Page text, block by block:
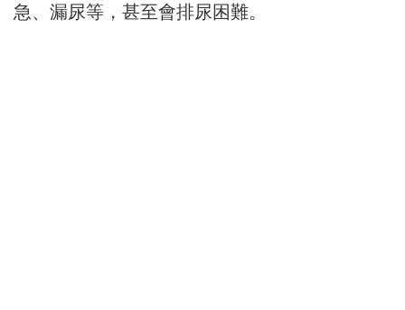
急、漏尿等，甚至會排尿困難。